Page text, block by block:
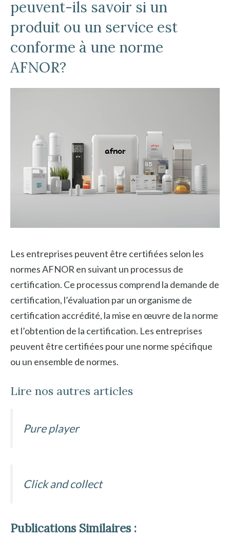
peuvent-ils savoir si un
produit ou un service est
conforme à une norme
AFNOR?
Les entreprises peuvent être certifiées selon les
normes AFNOR en suivant un processus de
certification. Ce processus comprend la demande de
certification, l’évaluation par un organisme de
certification accrédité, la mise en œuvre de la norme
et l’obtention de la certification. Les entreprises
peuvent être certifiées pour une norme spécifique
ou un ensemble de normes.
Lire nos autres articles
Pure player
Click and collect
Publications Similaires :